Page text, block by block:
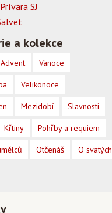
SJ
a kolekce
Advent Vánoce
Velikonoce
Mezidobí Slavnosti
Křtiny Pohřby a requiem
Otčenáš O svatých